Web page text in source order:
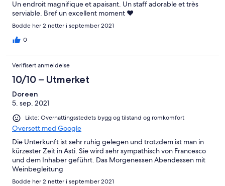
Un endroit magnifique et apaisant. Un staff adorable et très
serviable. Bref un excellent moment ❤
Bodde her 2 netter i september 2021
0
Verifisert anmeldelse
10/10 – Utmerket
Doreen
5. sep. 2021
Likte: Overnattingsstedets bygg og tilstand og romkomfort
Oversett med Google
Die Unterkunft ist sehr ruhig gelegen und trotzdem ist man in
kürzester Zeit in Asti. Sie wird sehr sympathisch von Francesco
und dem Inhaber geführt. Das Morgenessen Abendessen mit
Weinbegleitung
Bodde her 2 netter i september 2021